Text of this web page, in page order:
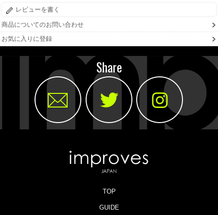
レビューを書く
商品についてのお問い合わせ
お気に入りに登録
Share
TOP
GUIDE